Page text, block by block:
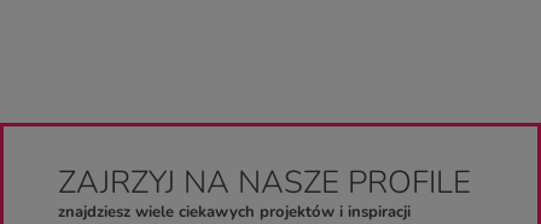
ZAJRZYJ NA NASZE PROFILE
znajdziesz wiele ciekawych projektów i inspiracji